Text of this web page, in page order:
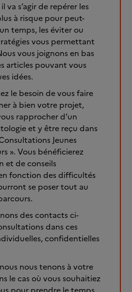
va s’agir de repérer les
à risque pour peut-
temps, les éviter ou
vous permettant
vous joignons en bas
articles pouvant vous
idées.
le besoin de vous faire
à bien votre projet,
rapprocher d’un
et y être reçu dans
Jeunes
». Vous bénéficierez
et de conseils
fonction des difficultés
se poser tout au
des contacts ci-
dans ces
confidentielles
nous tenons à votre
le cas où vous souhaitiez